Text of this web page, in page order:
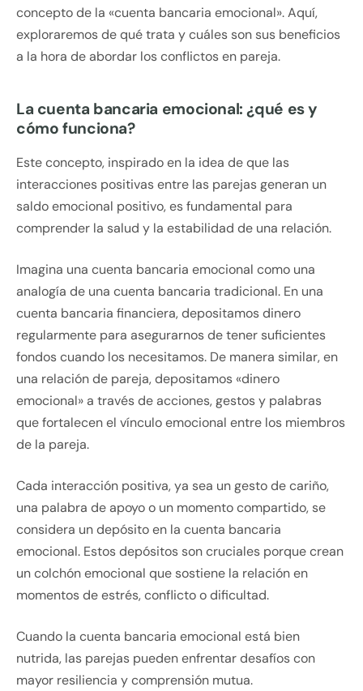
concepto de la «cuenta bancaria emocional». Aquí,
exploraremos de qué trata y cuáles son sus beneficios
a la hora de abordar los conflictos en pareja.
La cuenta bancaria emocional: ¿qué es y
cómo funciona?
Este concepto, inspirado en la idea de que las
interacciones positivas entre las parejas generan un
saldo emocional positivo, es fundamental para
comprender la salud y la estabilidad de una relación.
Imagina una cuenta bancaria emocional como una
analogía de una cuenta bancaria tradicional. En una
cuenta bancaria financiera, depositamos dinero
regularmente para asegurarnos de tener suficientes
fondos cuando los necesitamos. De manera similar, en
una relación de pareja, depositamos «dinero
emocional» a través de acciones, gestos y palabras
que fortalecen el vínculo emocional entre los miembros
de la pareja.
Cada interacción positiva, ya sea un gesto de cariño,
una palabra de apoyo o un momento compartido, se
considera un depósito en la cuenta bancaria
emocional. Estos depósitos son cruciales porque crean
un colchón emocional que sostiene la relación en
momentos de estrés, conflicto o dificultad.
Cuando la cuenta bancaria emocional está bien
nutrida, las parejas pueden enfrentar desafíos con
mayor resiliencia y comprensión mutua.